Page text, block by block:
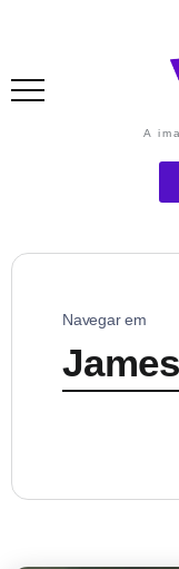
A
Navegar em